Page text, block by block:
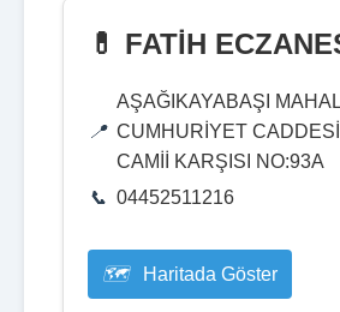
💊 FATİH
AŞAĞIKAYABAŞI
CUMHURİYET
CAMİİ KARŞISI NO:93A
04452511216
Haritada Göster